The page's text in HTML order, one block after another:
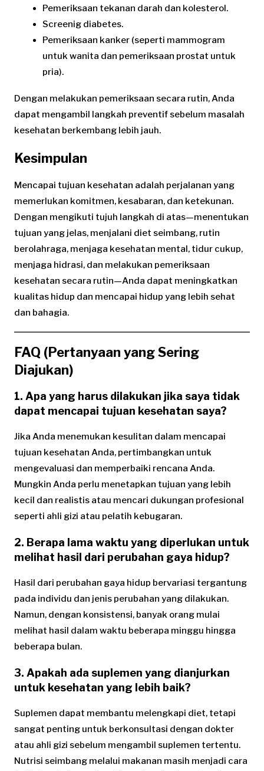
Pemeriksaan tekanan darah dan kolesterol.
Screenig diabetes.
Pemeriksaan kanker (seperti mammogram
untuk wanita dan pemeriksaan prostat untuk
pria).
Dengan melakukan pemeriksaan secara rutin, Anda
dapat mengambil langkah preventif sebelum masalah
kesehatan berkembang lebih jauh.
Kesimpulan
Mencapai tujuan kesehatan adalah perjalanan yang
memerlukan komitmen, kesabaran, dan ketekunan.
Dengan mengikuti tujuh langkah di atas—menentukan
tujuan yang jelas, menjalani diet seimbang, rutin
berolahraga, menjaga kesehatan mental, tidur cukup,
menjaga hidrasi, dan melakukan pemeriksaan
kesehatan secara rutin—Anda dapat meningkatkan
kualitas hidup dan mencapai hidup yang lebih sehat
dan bahagia.
FAQ (Pertanyaan yang Sering
Diajukan)
1. Apa yang harus dilakukan jika saya tidak
dapat mencapai tujuan kesehatan saya?
Jika Anda menemukan kesulitan dalam mencapai
tujuan kesehatan Anda, pertimbangkan untuk
mengevaluasi dan memperbaiki rencana Anda.
Mungkin Anda perlu menetapkan tujuan yang lebih
kecil dan realistis atau mencari dukungan profesional
seperti ahli gizi atau pelatih kebugaran.
2. Berapa lama waktu yang diperlukan untuk
melihat hasil dari perubahan gaya hidup?
Hasil dari perubahan gaya hidup bervariasi tergantung
pada individu dan jenis perubahan yang dilakukan.
Namun, dengan konsistensi, banyak orang mulai
melihat hasil dalam waktu beberapa minggu hingga
beberapa bulan.
3. Apakah ada suplemen yang dianjurkan
untuk kesehatan yang lebih baik?
Suplemen dapat membantu melengkapi diet, tetapi
sangat penting untuk berkonsultasi dengan dokter
atau ahli gizi sebelum mengambil suplemen tertentu.
Nutrisi seimbang melalui makanan masih menjadi cara